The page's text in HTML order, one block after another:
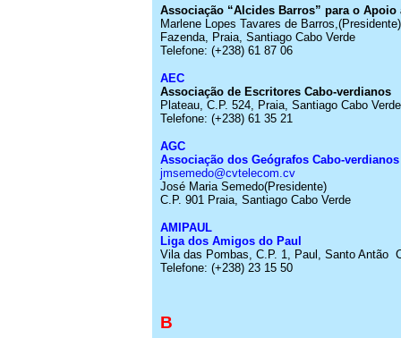
Associação “Alcides Barros” para o
Marlene Lopes Tavares de Barros,(Presidente)
Fazenda, Praia, Santiago Cabo Verde
Telefone: (+238) 61 87 06
AEC
Associação de Escritores Cabo-verdianos
Plateau, C.P. 524, Praia, Santiago Cabo Verde
Telefone: (+238) 61 35 21
AGC
Associação dos Geógrafos Cabo-verdianos
jmsemedo@cvtelecom.cv
José Maria Semedo(Presidente)
C.P. 901 Praia, Santiago Cabo Verde
AMIPAUL
Liga dos Amigos do Paul
Vila das Pombas, C.P. 1, Paul, Santo Antão
Telefone: (+238) 23 15 50
B